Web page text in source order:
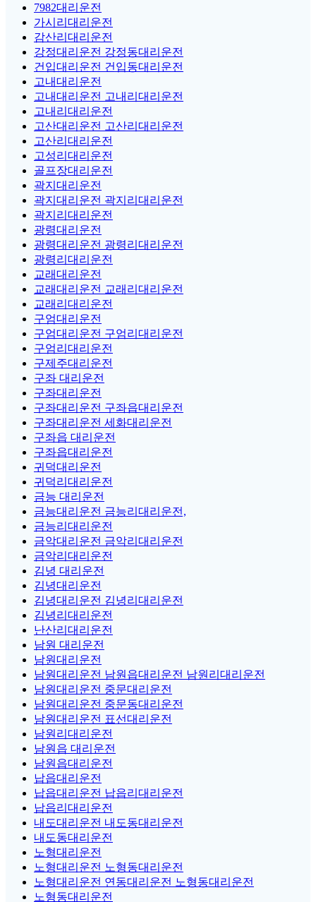
7982대리운전
가시리대리운전
감산리대리운전
강정대리운전 강정동대리운전
건입대리운전 건입동대리운전
고내대리운전
고내대리운전 고내리대리운전
고내리대리운전
고산대리운전 고산리대리운전
고산리대리운전
고성리대리운전
골프장대리운전
곽지대리운전
곽지대리운전 곽지리대리운전
곽지리대리운전
광령대리운전
광령대리운전 광령리대리운전
광령리대리운전
교래대리운전
교래대리운전 교래리대리운전
교래리대리운전
구엄대리운전
구엄대리운전 구엄리대리운전
구엄리대리운전
구제주대리운전
구좌 대리운전
구좌대리운전
구좌대리운전 구좌읍대리운전
구좌대리운전 세화대리운전
구좌읍 대리운전
구좌읍대리운전
귀덕대리운전
귀덕리대리운전
금능 대리운전
금능대리운전 금능리대리운전,
금능리대리운전
금악대리운전 금악리대리운전
금악리대리운전
김녕 대리운전
김녕대리운전
김녕대리운전 김녕리대리운전
김녕리대리운전
난산리대리운전
남원 대리운전
남원대리운전
남원대리운전 남원읍대리운전 남원리대리운전
남원대리운전 중문대리운전
남원대리운전 중문동대리운전
남원대리운전 표선대리운전
남원리대리운전
남원읍 대리운전
남원읍대리운전
납읍대리운전
납읍대리운전 납읍리대리운전
납읍리대리운전
내도대리운전 내도동대리운전
내도동대리운전
노형대리운전
노형대리운전 노형동대리운전
노형대리운전 연동대리운전 노형동대리운전
노형동대리운전